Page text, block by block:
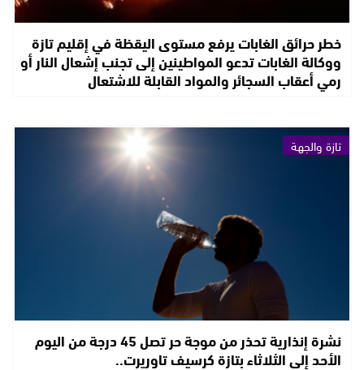
خطر حرائق الغابات يرفع مستوى اليقظة في إقليم تازة
ووكالة الغابات تدعو المواطينين إلى تجنب إشعال النار أو
رمي أعقاب السجائر والمواد القابلة للاشتعال
تازة والجهة
نشرة إنذارية تحذر من موجة حر تصل 45 درجة من اليوم
الأحد إلى الثلاثاء بتازة كرسيف تاوريرت..